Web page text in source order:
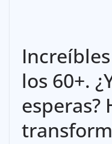
Increíbles
los 60+.
esperas?